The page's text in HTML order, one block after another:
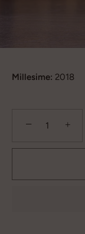
Millesime: 2018
− +